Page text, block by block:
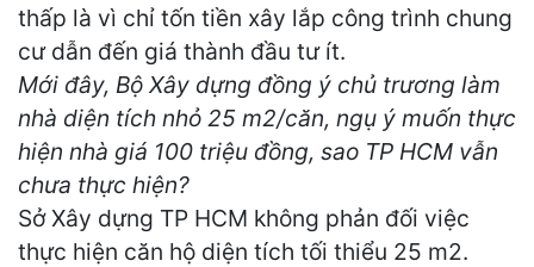
thấp là vì chỉ tốn tiền xây lắp công trình chung
cư dẫn đến giá thành đầu tư ít.
Mới đây, Bộ Xây dựng đồng ý chủ trương làm
nhà diện tích nhỏ 25 m2/căn, ngụ ý muốn thực
hiện nhà giá 100 triệu đồng, sao TP HCM vẫn
chưa thực hiện?
Sở Xây dựng TP HCM không phản đối việc
thực hiện căn hộ diện tích tối thiểu 25 m2.